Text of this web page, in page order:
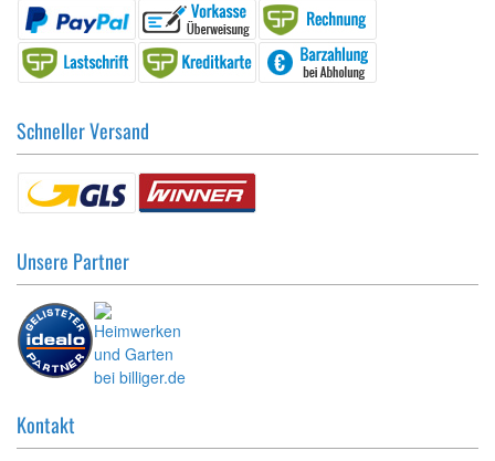
Schneller Versand
Unsere Partner
Kontakt